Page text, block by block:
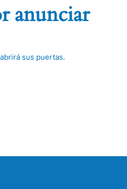
anunciar
sus puertas.